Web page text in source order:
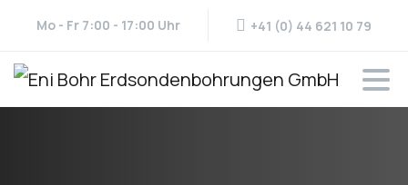
Mo - Fr 7:00 - 17:00 Uhr +41 (0) 44 621 10 79